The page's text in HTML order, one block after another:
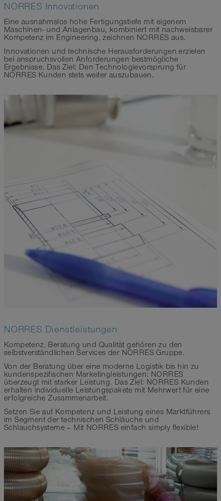
NORRES Innovationen
Eine ausnahmslos hohe Fertigungstiefe mit eigenem
Maschinen- und Anlagenbau, kombiniert mit nachweisbarer
Kompetenz im Engineering, zeichnen NORRES aus.
Innovationen und technische Herausforderungen erzielen
bei anspruchsvollen Anforderungen bestmögliche
Ergebnisse. Das Ziel: Den Technologievorsprung für
NORRES Kunden stets weiter auszubauen.
NORRES Dienstleistungen
Kompetenz, Beratung und Qualität gehören zu den
selbstverständlichen Services der NORRES Gruppe.
Von der Beratung über eine moderne Logistik bis hin zu
kundenspezifischen Marketingleistungen: NORRES
überzeugt mit starker Leistung. Das Ziel: NORRES Kunden
erhalten individuelle Leistungspakete mit Mehrwert für eine
erfolgreiche Zusammenarbeit.
Setzen Sie auf Kompetenz und Leistung eines Marktführers
im Segment der technischen Schläuche und
Schlauchsysteme – Mit NORRES einfach simply flexible!